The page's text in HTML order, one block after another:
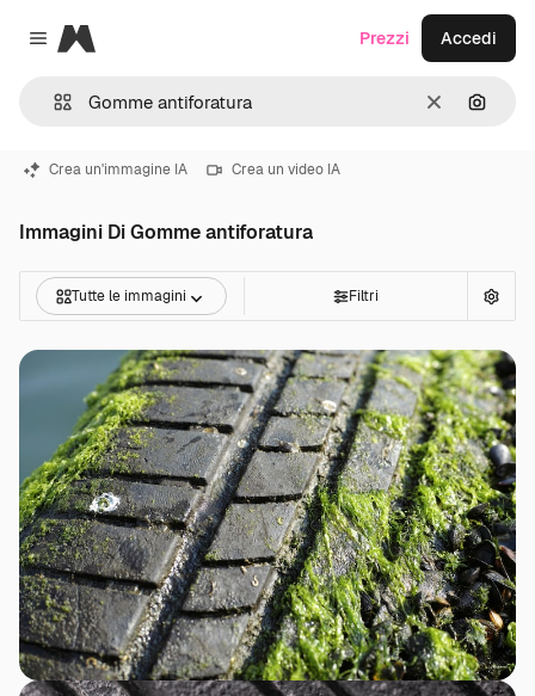
Close menu
Magnific
CancellaCerca
Prezzi Accedi
Crea un'immagine IA Crea un video IA
Immagini Di Gomme antiforatura
Tutte le immagini Filtri